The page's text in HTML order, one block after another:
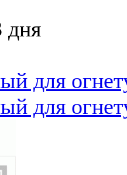
дня
для
для